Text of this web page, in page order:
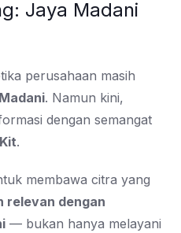
Jaya Madani
perusahaan masih
. Namun kini,
dengan semangat
.
membawa citra yang
relevan dengan
— bukan hanya melayani